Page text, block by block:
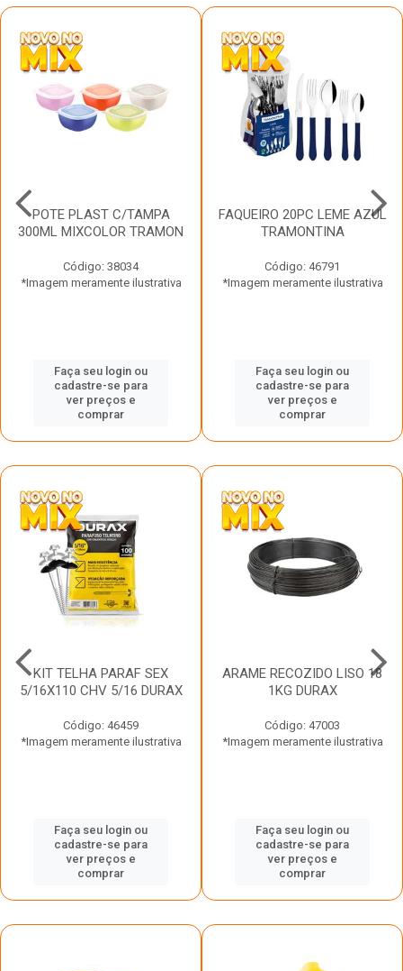
POTE PLAST C/TAMPA
300ML MIXCOLOR TRAMON
Código: 38034
*Imagem meramente ilustrativa
Faça seu login ou
cadastre-se para
ver preços e
comprar
FAQUEIRO 20PC LEME AZUL
TRAMONTINA
Código: 46791
*Imagem meramente ilustrativa
Faça seu login ou
cadastre-se para
ver preços e
comprar
KIT TELHA PARAF SEX
5/16X110 CHV 5/16 DURAX
Código: 46459
*Imagem meramente ilustrativa
Faça seu login ou
cadastre-se para
ver preços e
comprar
ARAME RECOZIDO LISO 18
1KG DURAX
Código: 47003
*Imagem meramente ilustrativa
Faça seu login ou
cadastre-se para
ver preços e
comprar